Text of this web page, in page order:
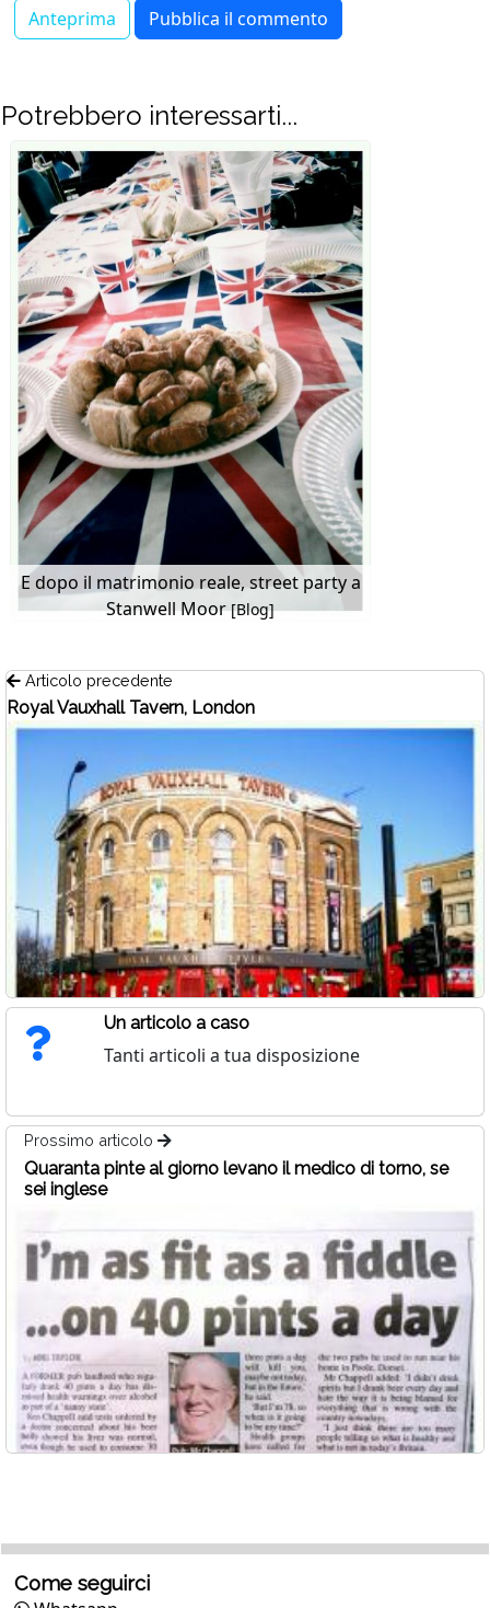
Potrebbero interessarti...
E dopo il matrimonio reale, street party a
Stanwell Moor[Blog]
Articolo precedente
Royal Vauxhall Tavern, London
Un articolo a caso
Tanti articoli a tua disposizione
Prossimo articolo
Quaranta pinte al giorno levano il medico di torno, se
sei inglese
Come seguirci